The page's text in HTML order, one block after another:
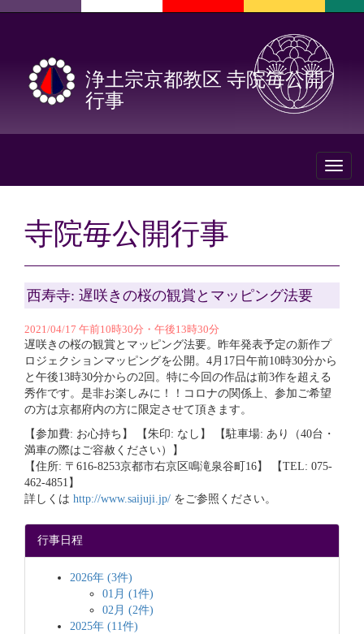
浄土宗京都教区 寺院毎公開
行事
Toggle
寺院毎公開行事
西寿寺: 遅咲きの桜の観賞とマッピング法要
2021/04/17 午前10時30分・午後13時30分
遅咲きの桜の観賞とマッピング法要。昨年発表予定の新作プ
ロジェクションマッピングを公開。4月17日午前10時30分から
と午後13時30分からの2回。特に今回の作品は前3作を超える
秀作です。是非お楽しみに！！コロナの関係上、参加ご希望
の方は京都府内の方に限定させて頂きます。
【参加費: お心持ち】 【朱印: なし】 【駐車場: あり（40台・
満車の際はご容赦ください）】
【住所: 〒616-8253京都市右京区鳴滝泉谷町16】 【TEL: 075-
462-4851】
詳しくは http://www.saijuji.jp/ をご参照ください。
行事日程
2026年 (3件)
01月 (1件)
02月 (2件)
2025年 (11件)